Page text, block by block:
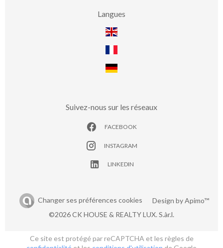
Langues
Suivez-nous sur les réseaux
FACEBOOK
INSTAGRAM
LINKEDIN
Changer ses préférences cookies Design byApimo™
©2026 CK HOUSE & REALTY LUX. S.àr.l.
Ce site est protégé par reCAPTCHA et les règles de